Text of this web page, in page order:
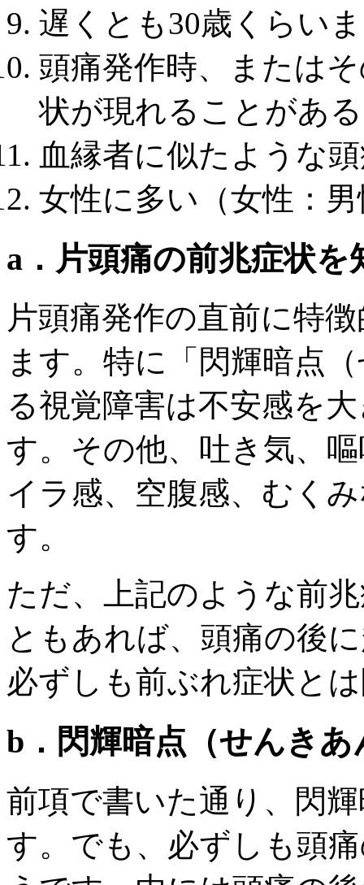
遅くとも30歳くらい
頭痛発作時、または
状が現れることがあ
血縁者に似たような
女性に多い（女性：
a．片頭痛の前兆症状
片頭痛発作の直前に特
ます。特に「閃輝暗点
る視覚障害は不安感を
す。その他、吐き気、
イラ感、空腹感、むく
す。
ただ、上記のような前
ともあれば、頭痛の後
必ずしも前ぶれ症状と
b．閃輝暗点（せんき
前項で書いた通り、閃
す。でも、必ずしも頭